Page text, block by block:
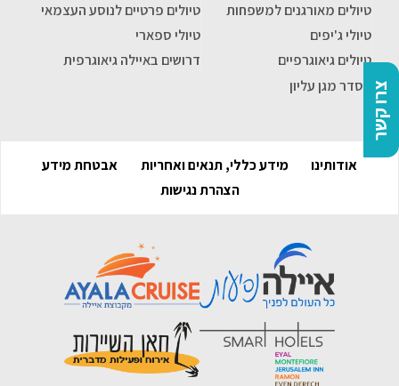
צרו קשר
טיולים מאורגנים למשפחות
טיולים פרטיים לנוסע העצמאי
טיולי ג'יפים
טיולי ספארי
טיולים גיאוגרפיים
דרושים באיילה גיאוגרפית
הסדר מגן עליון
אודותינו מידע כללי, תנאים ואחריות
אבטחת מידע
הצהרת נגישות